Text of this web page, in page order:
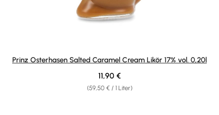
Prinz Osterhasen Salted Caramel Cream Likör 17% vol. 0,20l
(59,50 € / 1 Liter)
Regulärer Preis:
11,90 €